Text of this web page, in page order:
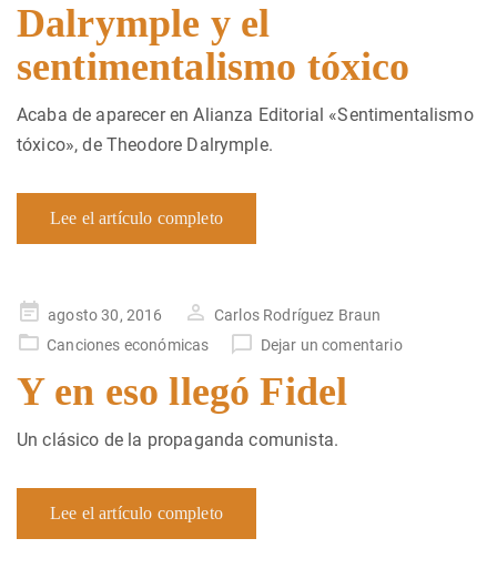
Dalrymple y el
sentimentalismo tóxico
Acaba de aparecer en Alianza Editorial «Sentimentalismo
tóxico», de Theodore Dalrymple.
Lee el artículo completo
Publicado
en
agosto 30, 2016
Carlos Rodríguez Braun
Canciones económicas
Dejar un comentario
Y en eso llegó Fidel
Un clásico de la propaganda comunista.
Lee el artículo completo